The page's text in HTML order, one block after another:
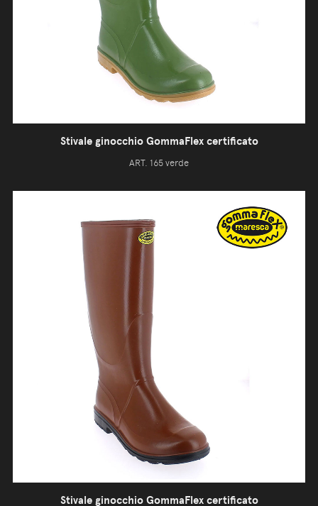
Stivale ginocchio GommaFlex certificato
ART. 165 verde
Stivale ginocchio GommaFlex certificato